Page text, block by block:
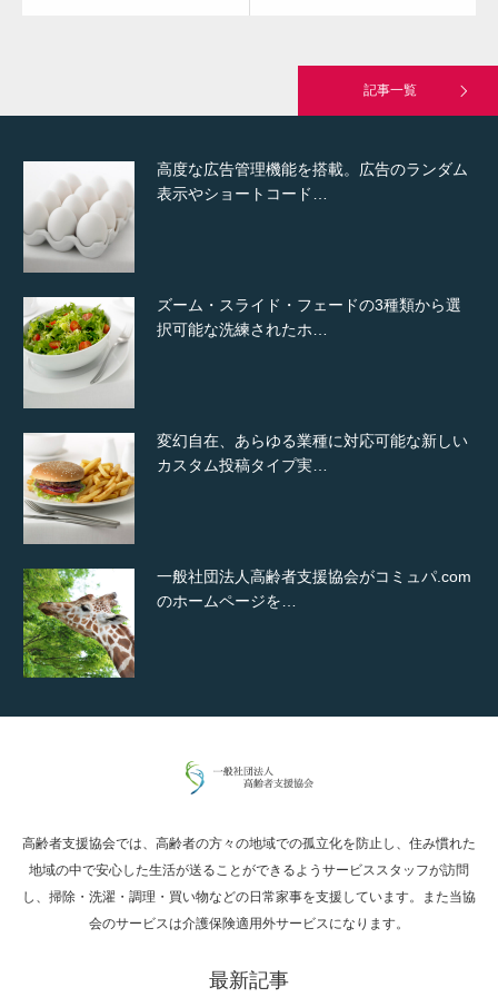
記事一覧
高度な広告管理機能を搭載。広告のランダム
表示やショートコード…
ズーム・スライド・フェードの3種類から選
択可能な洗練されたホ…
変幻自在、あらゆる業種に対応可能な新しい
カスタム投稿タイプ実…
一般社団法人高齢者支援協会がコミュパ.com
のホームページを…
通常投稿
Hello world!
究極的に実用性を重視した「フッターバー」
高齢者支援協会では、高齢者の方々の地域での孤立化を防止し、住み慣れた
地域の中で安心した生活が送ることができるようサービススタッフが訪問
し、掃除・洗濯・調理・買い物などの日常家事を支援しています。また当協
会のサービスは介護保険適用外サービスになります。
最新記事